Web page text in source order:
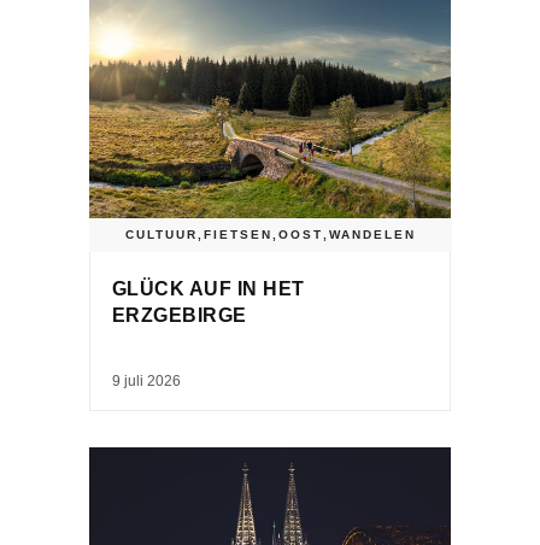
CULTUUR FIETSEN OOST WANDELEN
GLÜCK AUF IN HET
ERZGEBIRGE
9 juli 2026